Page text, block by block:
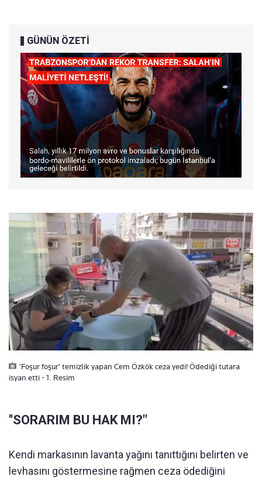
GÜNÜN ÖZETİ
'Foşur foşur' temizlik yapan Cem Özkök ceza yedi! Ödediği tutara
isyan etti - 1. Resim
''SORARIM BU HAK MI?"
Kendi markasının lavanta yağını tanıttığını belirten ve
levhasını göstermesine rağmen ceza ödediğini